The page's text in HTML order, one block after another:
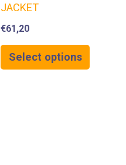
JACKET
€61,20
Select options